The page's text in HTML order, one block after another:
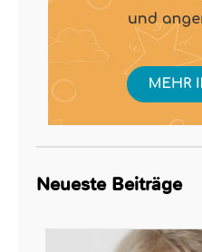
Neueste Beiträge